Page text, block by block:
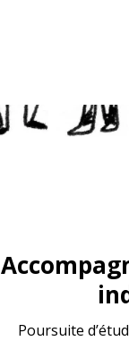
Poursuite